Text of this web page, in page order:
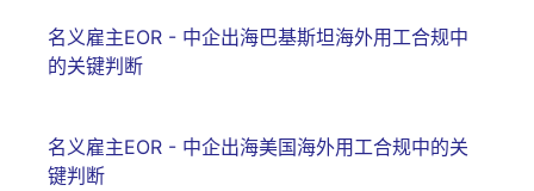
名义雇主EOR - 中企出海巴基斯坦海外用工合规中
的关键判断
名义雇主EOR - 中企出海美国海外用工合规中的关
键判断